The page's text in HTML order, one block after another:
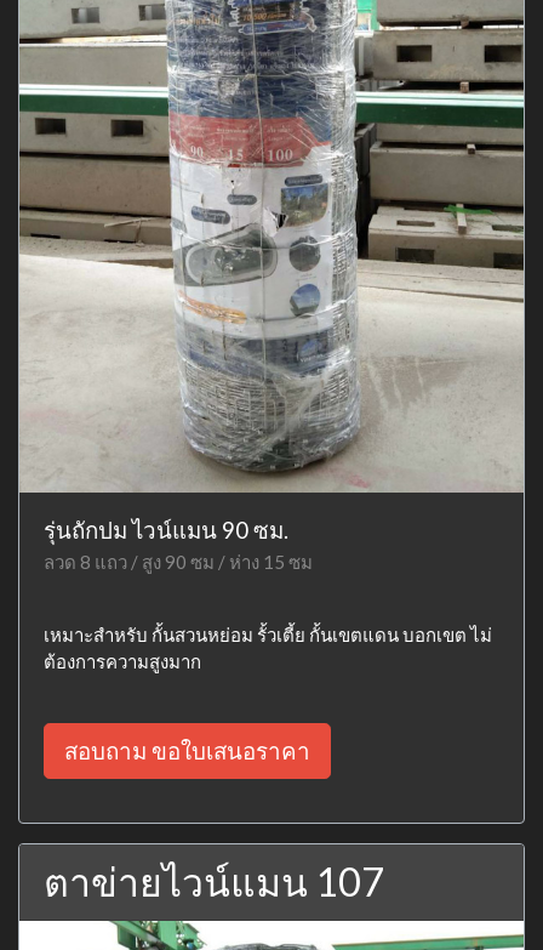
รุ่นถักปม ไวน์แมน 90 ซม.
ลวด 8 แถว / สูง 90 ซม / ห่าง 15 ซม
เหมาะสำหรับ กั้นสวนหย่อม รั้วเตี้ย กั้นเขตแดน บอกเขต ไม่
ต้องการความสูงมาก
สอบถาม ขอใบเสนอราคา
ตาข่ายไวน์แมน 107